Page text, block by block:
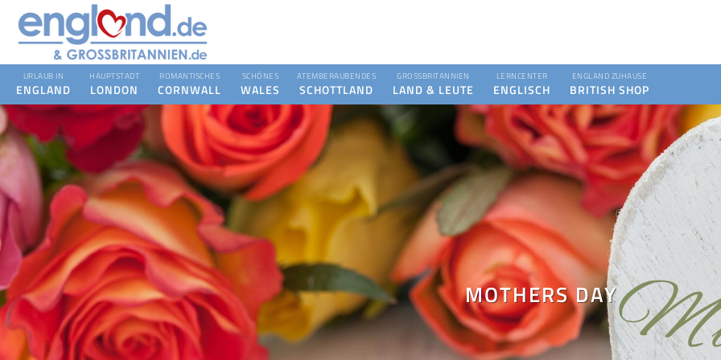
URLAUB IN
ENGLAND
HAUPTSTADT
LONDON
ROMANTISCHES
CORNWALL
SCHÖNES
WALES
ATEMBERAUBENDES
SCHOTTLAND
GROSSBRITANNIEN
LAND & LEUTE
LERNCENTER
ENGLISCH
ENGLAND ZUHAUSE
BRITISH SHOP
MOTHERS DAY